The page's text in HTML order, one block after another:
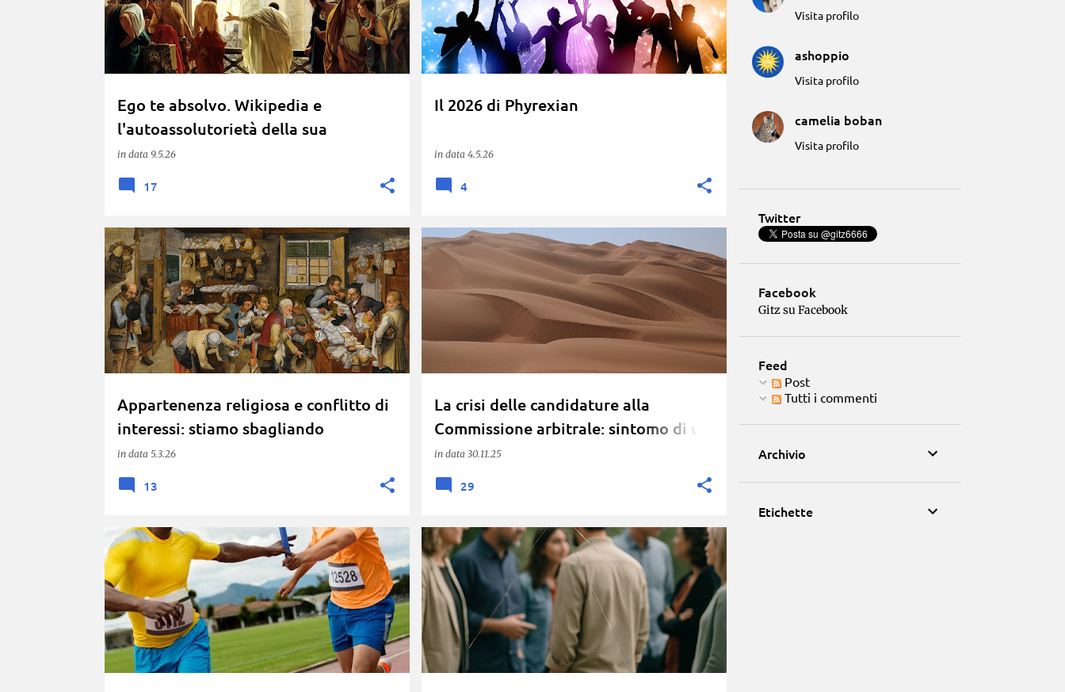
Ego te absolvo. Wikipedia e
l'autoassolutorietà della sua
amministrazione (di Etienne de La
Boétie)
in data 9.5.26
17
Il 2026 di Phyrexian
in data 4.5.26
4
Appartenenza religiosa e conflitto di
interessi: stiamo sbagliando
bersaglio? (di Faber)
in data 5.3.26
CONFLITTO DI INTERESSI NEUTRALITÀ
13
La crisi delle candidature alla
Commissione arbitrale: sintomo di un
problema più profondo? (di Faber)
in data 30.11.25
COMMISSIONE ARBITRALE FIDUCIA
29
POTERE EDITORIALE RICONFERMA BUONA FEDE FIDUCIA METODO WIKIPEDIA
Visita profilo
ashoppio
Visita profilo
camelia boban
Visita profilo
Twitter
Facebook
Gitz su Facebook
Feed
Post
Tutti i commenti
Archivio
Etichette